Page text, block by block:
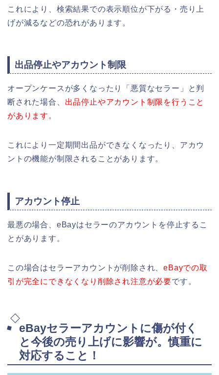
これにより、検索結果での表示順位が下がる・売り上
げが減るなどの恐れがあります。
出品停止やアカウント制限
オープンケースが多くなったり「悪質なセラー」と判
断された場合、 出品停止やアカウント制限を行うこと
があります。
これにより一定期間出品ができなくなったり、アカウ
ントの機能が制限されることがあります。
アカウント停止
最悪の場合、eBayはセラーのアカウントを停止するこ
とがあります。
この場合はセラーアカウントが削除され、eBayでの取
引が完全にできなくなり削除され注意が必要です。
eBayセラーアカウントに傷が付く
と今後の売り上げに影響が。慎重に
対応すること！